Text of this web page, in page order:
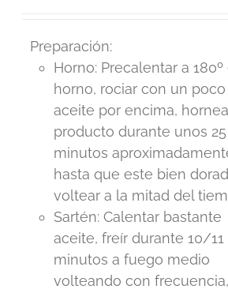
Preparación:
Horno: Precalentar a 180º
horno, rociar con un
aceite por encima,
producto durante unos 25
minutos
hasta que este bien
voltear a la mitad del
Sartén: Calentar bastante
aceite, freír durante 10/11
minutos a fuego medio
volteando con